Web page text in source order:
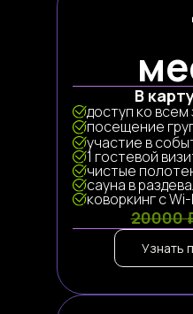
В
доступ ко
посещение
участие в
1 гостевой
чистые
сауна в
коворкинг с
20000
Узнать